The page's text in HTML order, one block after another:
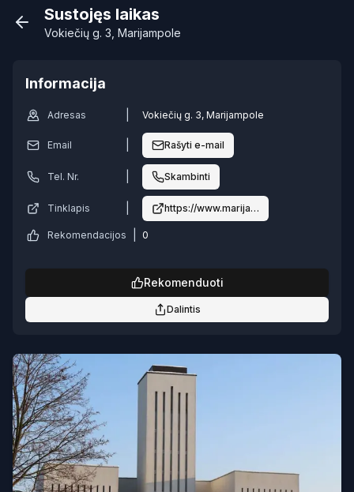
Sustojęs laikas
Vokiečių g. 3, Marijampole
Informacija
Adresas Vokiečių g. 3, Marijampole
Email Rašyti e-mail
Tel. Nr. Skambinti
Tinklapis https://
Rekomendacijos 0
Rekomenduoti
Dalintis